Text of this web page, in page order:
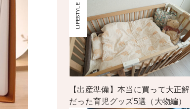
LIFESTYLE
【出産準備】本当に買って大正解
だった育児グッズ5選（大物編）